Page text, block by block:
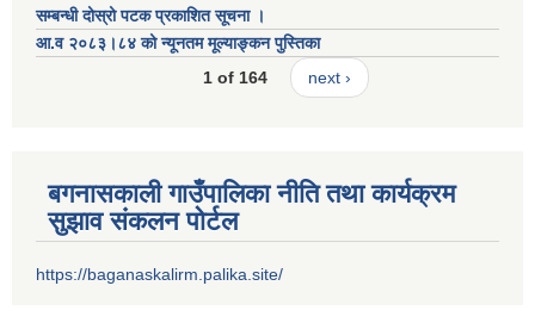
सम्बन्धी दोस्रो पटक प्रकाशित सूचना ।
आ.व २०८३।८४ को न्यूनतम मूल्याङ्कन पुस्तिका
1 of 164
next ›
बगनासकाली गाउँपालिका नीति तथा कार्यक्रम
सुझाव संकलन पोर्टल
https://baganaskalirm.palika.site/